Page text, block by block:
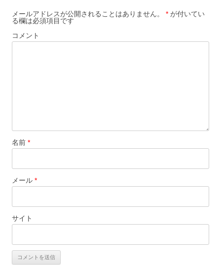
メールアドレスが公開されることはありません。 * が付いてい
る欄は必須項目です
コメント
名前 *
メール *
サイト